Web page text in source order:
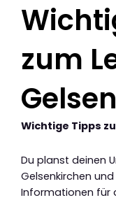
zum
Wichtige Tipps
Du planst deinen
Gelsenkirchen
Informationen für